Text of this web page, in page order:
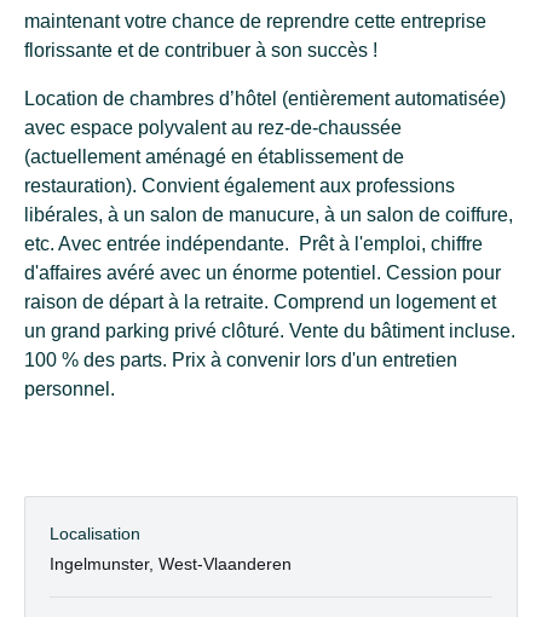
maintenant votre chance de reprendre cette entreprise
florissante et de contribuer à son succès !
Location de chambres d’hôtel (entièrement automatisée)
avec espace polyvalent au rez-de-chaussée
(actuellement aménagé en établissement de
restauration). Convient également aux professions
libérales, à un salon de manucure, à un salon de coiffure,
etc. Avec entrée indépendante. Prêt à l'emploi, chiffre
d'affaires avéré avec un énorme potentiel. Cession pour
raison de départ à la retraite. Comprend un logement et
un grand parking privé clôturé. Vente du bâtiment incluse.
100 % des parts. Prix à convenir lors d'un entretien
personnel.
Localisation
Ingelmunster, West-Vlaanderen